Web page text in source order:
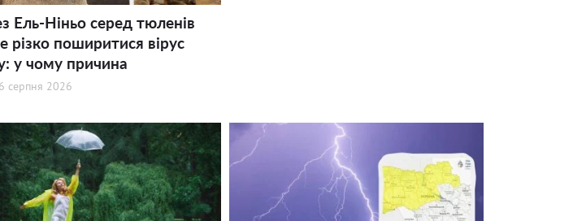
Ель-Ніньо серед тюленів
різко поширитися вірус
у чому причина
серпня 2026